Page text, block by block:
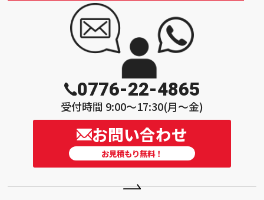
0776-22-4865
受付時間 9:00〜17:30(月〜金)
お問い合わせ
お見積もり無料！